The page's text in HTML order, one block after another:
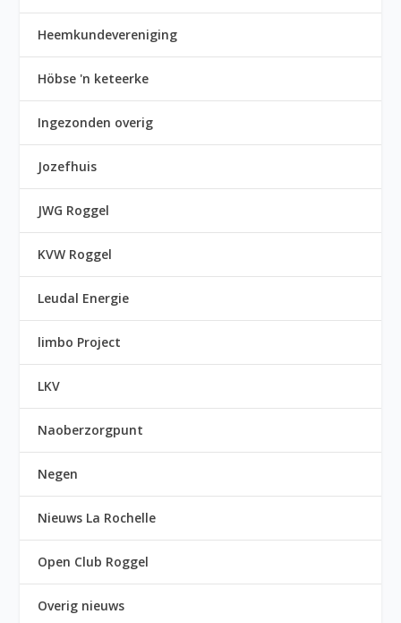
Heemkundevereniging
Höbse 'n keteerke
Ingezonden overig
Jozefhuis
JWG Roggel
KVW Roggel
Leudal Energie
limbo Project
LKV
Naoberzorgpunt
Negen
Nieuws La Rochelle
Open Club Roggel
Overig nieuws